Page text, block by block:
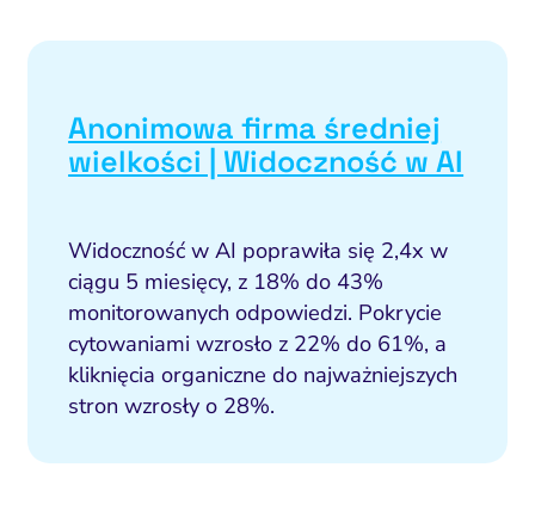
Anonimowa firma średniej
wielkości | Widoczność w AI
Widoczność w AI poprawiła się 2,4x w
ciągu 5 miesięcy, z 18% do 43%
monitorowanych odpowiedzi. Pokrycie
cytowaniami wzrosło z 22% do 61%, a
kliknięcia organiczne do najważniejszych
stron wzrosły o 28%.